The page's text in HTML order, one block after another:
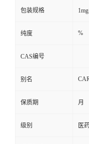
留
言
包装规格
纯度 %
CAS编号
别名
保质期 月
级别 医